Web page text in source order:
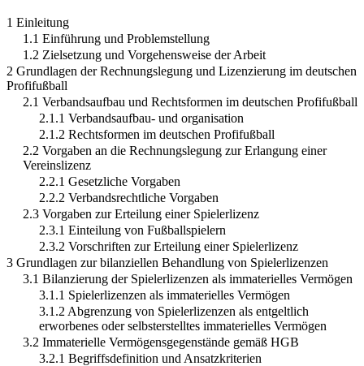
1 Einleitung
1.1 Einführung und Problemstellung
1.2 Zielsetzung und Vorgehensweise der Arbeit
2 Grundlagen der Rechnungslegung und Lizenzierung im deutschen
Profifußball
2.1 Verbandsaufbau und Rechtsformen im deutschen Profifußball
2.1.1 Verbandsaufbau- und organisation
2.1.2 Rechtsformen im deutschen Profifußball
2.2 Vorgaben an die Rechnungslegung zur Erlangung einer
Vereinslizenz
2.2.1 Gesetzliche Vorgaben
2.2.2 Verbandsrechtliche Vorgaben
2.3 Vorgaben zur Erteilung einer Spielerlizenz
2.3.1 Einteilung von Fußballspielern
2.3.2 Vorschriften zur Erteilung einer Spielerlizenz
3 Grundlagen zur bilanziellen Behandlung von Spielerlizenzen
3.1 Bilanzierung der Spielerlizenzen als immaterielles Vermögen
3.1.1 Spielerlizenzen als immaterielles Vermögen
3.1.2 Abgrenzung von Spielerlizenzen als entgeltlich
erworbenes oder selbsterstelltes immaterielles Vermögen
3.2 Immaterielle Vermögensgegenstände gemäß HGB
3.2.1 Begriffsdefinition und Ansatzkriterien